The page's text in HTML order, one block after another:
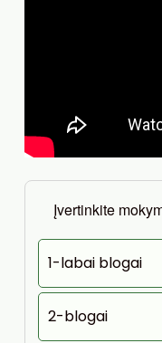
Įvertinkite
1-labai blogai
2-blogai